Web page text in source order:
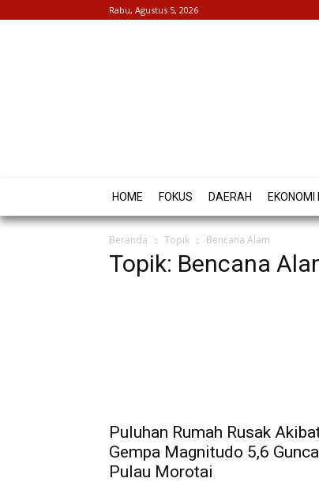
Rabu, Agustus 5, 2026
HOME FOKUS DAERAH EKONOMI
Beranda Topik Bencana Alam
Topik: Bencana
Puluhan Rumah Rusak
Gempa Magnitudo 5,6
Pulau Morotai